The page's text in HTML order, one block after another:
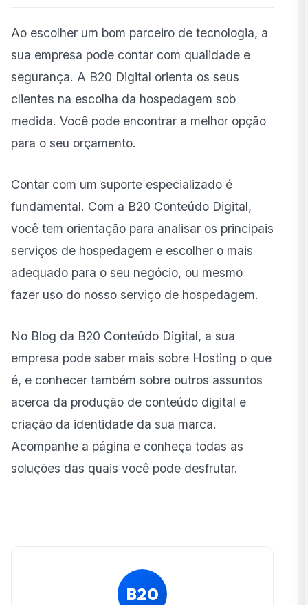
Ao escolher um bom parceiro de tecnologia, a
sua empresa pode contar com qualidade e
segurança. A B20 Digital orienta os seus
clientes na escolha da hospedagem sob
medida. Você pode encontrar a melhor opção
para o seu orçamento.
Contar com um suporte especializado é
fundamental. Com a B20 Conteúdo Digital,
você tem orientação para analisar os principais
serviços de hospedagem e escolher o mais
adequado para o seu negócio, ou mesmo
fazer uso do nosso serviço de hospedagem.
No Blog da B20 Conteúdo Digital, a sua
empresa pode saber mais sobre Hosting o que
é, e conhecer também sobre outros assuntos
acerca da produção de conteúdo digital e
criação da identidade da sua marca.
Acompanhe a página e conheça todas as
soluções das quais você pode desfrutar.
B20